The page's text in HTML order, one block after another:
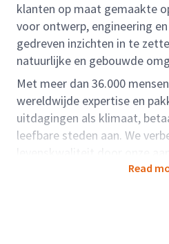
klanten op maat gemaakte
voor ontwerp, engineering
gedreven inzichten in te
natuurlijke en gebouwde
Met meer dan 36.000
wereldwijde expertise en
uitdagingen als klimaat,
leefbare steden aan. We
levenskwaliteit door onze
Read